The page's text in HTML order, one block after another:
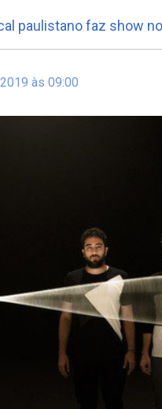
paulistano faz show
às 09:00